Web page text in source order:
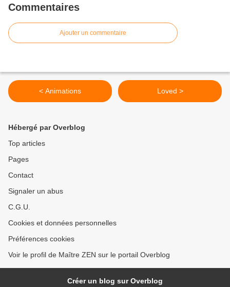
Commentaires
Ajouter un commentaire
< Animations Loved >
Hébergé par Overblog
Top articles
Pages
Contact
Signaler un abus
C.G.U.
Cookies et données personnelles
Préférences cookies
Voir le profil de Maître ZEN sur le portail Overblog
Créer un blog sur Overblog